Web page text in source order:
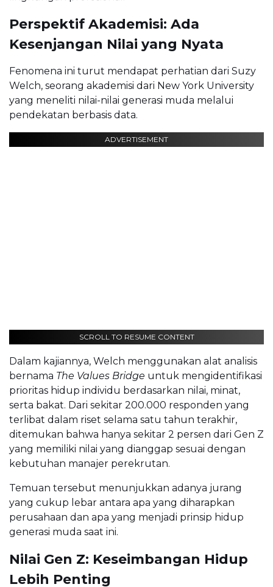
Perspektif Akademisi: Ada
Kesenjangan Nilai yang Nyata
Fenomena ini turut mendapat perhatian dari Suzy
Welch, seorang akademisi dari New York University
yang meneliti nilai-nilai generasi muda melalui
pendekatan berbasis data.
ADVERTISEMENT
SCROLL TO RESUME CONTENT
Dalam kajiannya, Welch menggunakan alat analisis
bernama The Values Bridge untuk mengidentifikasi
prioritas hidup individu berdasarkan nilai, minat,
serta bakat. Dari sekitar 200.000 responden yang
terlibat dalam riset selama satu tahun terakhir,
ditemukan bahwa hanya sekitar 2 persen dari Gen Z
yang memiliki nilai yang dianggap sesuai dengan
kebutuhan manajer perekrutan.
Temuan tersebut menunjukkan adanya jurang
yang cukup lebar antara apa yang diharapkan
perusahaan dan apa yang menjadi prinsip hidup
generasi muda saat ini.
Nilai Gen Z: Keseimbangan Hidup
Lebih Penting